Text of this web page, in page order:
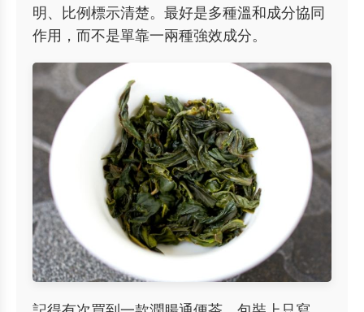
明、比例標示清楚。最好是多種溫和成分協同
作用，而不是單靠一兩種強效成分。